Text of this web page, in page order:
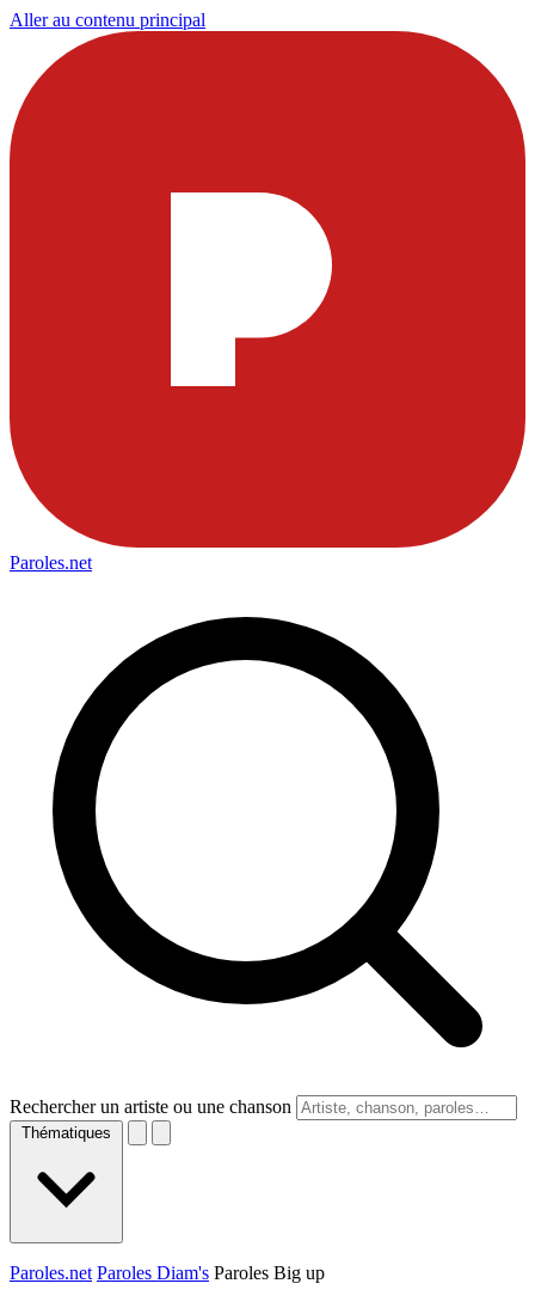
Aller au contenu principal
Paroles.net
Rechercher un artiste ou une chanson
Thématiques
Paroles.net Paroles Diam's Paroles Big up